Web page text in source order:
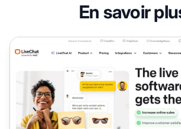
En savoir
Programme d'affiliation LiveChat